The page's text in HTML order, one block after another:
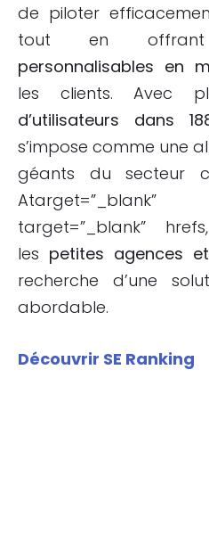
de piloter
tout en
personnalisables en
les clients. Avec
d’utilisateurs dans
s’impose comme une
géants du secteur
target=”_blank”
les petites agences
recherche d’une
abordable.
Découvrir SE Ranking